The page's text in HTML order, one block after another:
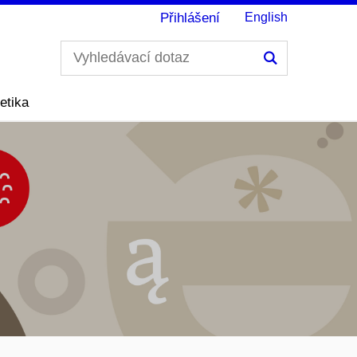
Přihlášení English